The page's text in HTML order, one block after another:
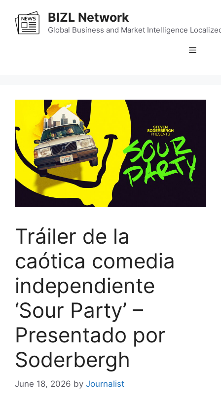
content
BIZL Network
Global Business and Market Intelligence
Menu
Tráiler de la
caótica comedia
independiente
‘Sour Party’ –
Presentado por
Soderbergh
June 18, 2026 by Journalist